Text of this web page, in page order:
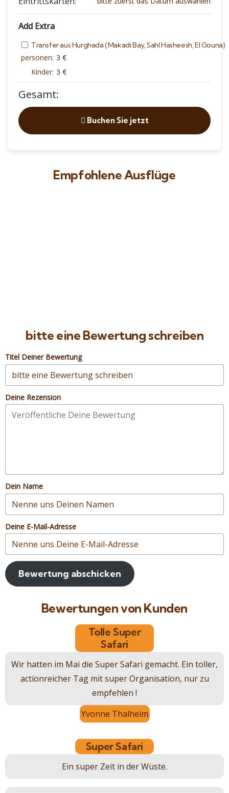
Add Extra
Transfer aus Hurghada (Makadi Bay, Sahl Hasheesh, El Gouna)
personen: 3 €
Kinder: 3 €
Gesamt:
Buchen Sie jetzt
Empfohlene Ausflüge
bitte eine Bewertung schreiben
Titel Deiner Bewertung
Deine Rezension
Dein Name
Deine E-Mail-Adresse
Bewertung abschicken
Bewertungen von Kunden
Tolle Super
Safari
Wir hatten im Mai die Super Safari gemacht. Ein toller,
actionreicher Tag mit super Organisation, nur zu
empfehlen !
Yvonne Thalheim
Super Safari
Ein super Zeit in der Wüste.